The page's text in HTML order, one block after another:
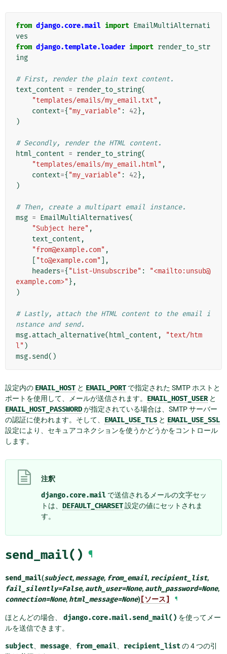
from django.core.mail import EmailMultiAlternati
ves
from django.template.loader import render_to_str
ing
# First, render the plain text content.
text_content = render_to_string(
"templates/emails/my_email.txt" ,
context={ "my_variable" : 42},
)
# Secondly, render the HTML content.
html_content = render_to_string(
"templates/emails/my_email.html" ,
context={ "my_variable" : 42},
)
# Then, create a multipart email instance.
msg = EmailMultiAlternatives(
"Subject here" ,
text_content ,
"from@example.com" ,
"to@example.com"
],
headers={ "List-Unsubscribe" :
"<mailto:unsub@
example.com>" },
)
# Lastly, attach the HTML content to the email i
nstance and send.
msg.attach_alternative( html_content ,
"text/htm
l" )
msg.send()
設定内の EMAIL_HOST と EMAIL_PORT で指定された SMTP ホストと
ポートを使用して、メールが送信されます。 EMAIL_HOST_USERと
EMAIL_HOST_PASSWORDが指定されている場合は、SMTP サーバー
の認証に使われます。そして、 EMAIL_USE_TLS と EMAIL_USE_SSL
設定により、セキュアコネクションを使うかどうかをコントロール
します。
注釈
django.core.mail で送信されるメールの文字セッ
トは、 DEFAULT_CHARSET設定の値にセットされま
す。
send_mail() ¶
send_mail(subject,message, from_email, recipient_list,
fail_silently=False, auth_user=None, auth_password=None,
connection=None, html_message=None) [ソース] ¶
ほとんどの場合、 django.core.mail.send_mail() を使ってメー
ルを送信できます。
subject message from_email recipient_listの 4 つの引